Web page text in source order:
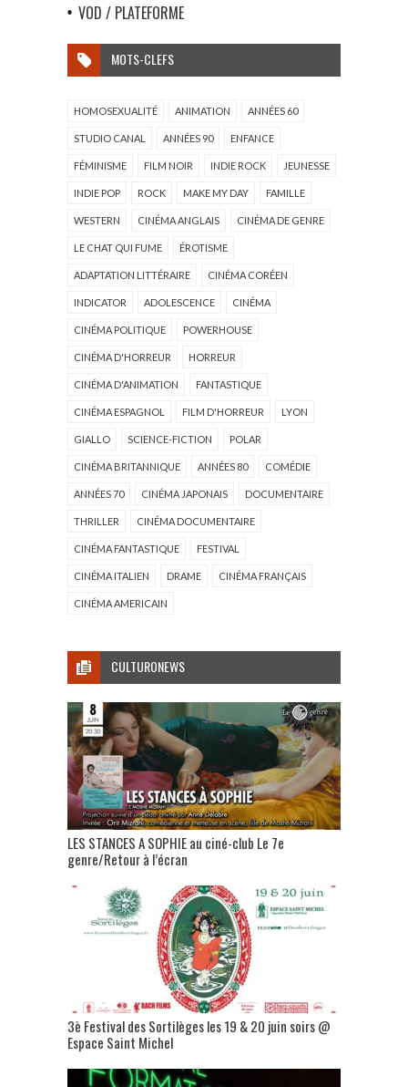
VOD / PLATEFORME
MOTS-CLEFS
HOMOSEXUALITÉ ANIMATION ANNÉES 60
STUDIO CANAL ANNÉES 90 ENFANCE
FÉMINISME FILM NOIR INDIE ROCK JEUNESSE
INDIE POP ROCK MAKE MY DAY FAMILLE
WESTERN CINÉMA ANGLAIS CINÉMA DE GENRE
LE CHAT QUI FUME ÉROTISME
ADAPTATION LITTÉRAIRE CINÉMA CORÉEN
INDICATOR ADOLESCENCE CINÉMA
CINÉMA POLITIQUE POWERHOUSE
CINÉMA D'HORREUR HORREUR
CINÉMA D'ANIMATION FANTASTIQUE
CINÉMA ESPAGNOL FILM D'HORREUR LYON
GIALLO SCIENCE-FICTION POLAR
CINÉMA BRITANNIQUE ANNÉES 80 COMÉDIE
ANNÉES 70 CINÉMA JAPONAIS DOCUMENTAIRE
THRILLER CINÉMA DOCUMENTAIRE
CINÉMA FANTASTIQUE FESTIVAL
CINÉMA ITALIEN DRAME CINÉMA FRANÇAIS
CINÉMA AMERICAIN
CULTURONEWS
LES STANCES A SOPHIE au ciné-club Le 7e
genre/Retour à l’écran
3è Festival des Sortilèges les 19 & 20 juin soirs @
Espace Saint Michel